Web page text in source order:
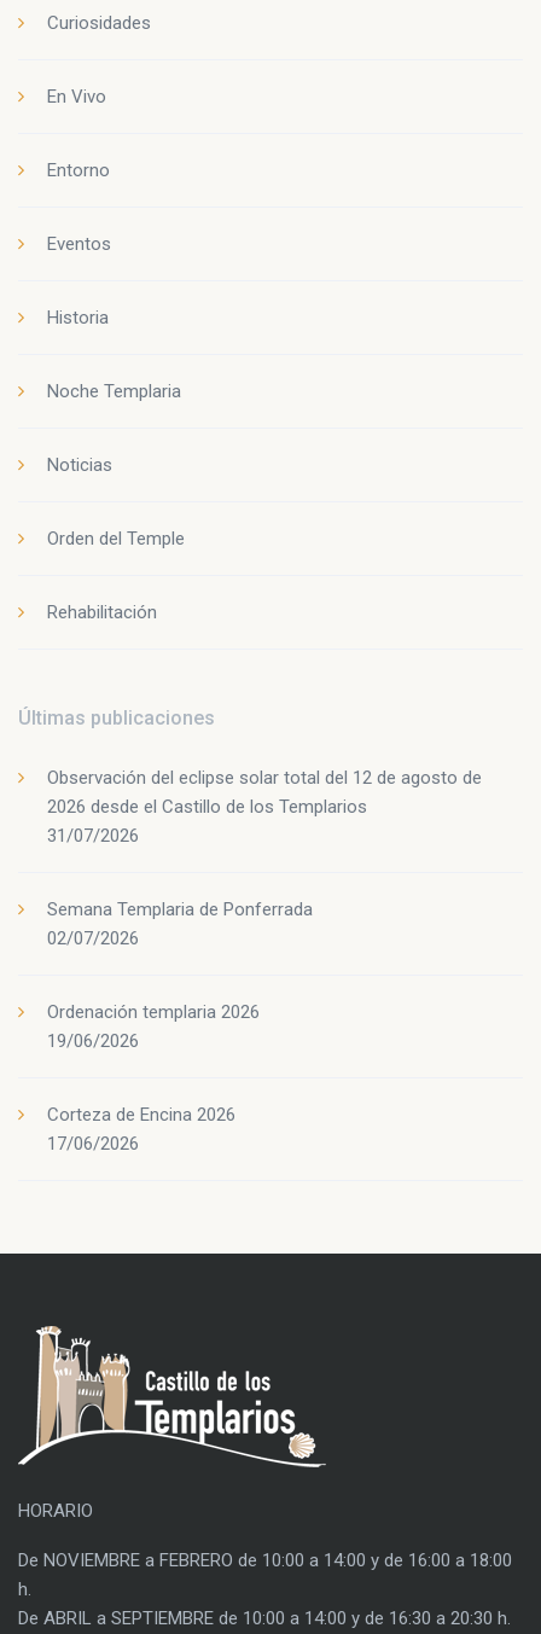
Curiosidades
En Vivo
Entorno
Eventos
Historia
Noche Templaria
Noticias
Orden del Temple
Rehabilitación
Últimas publicaciones
Observación del eclipse solar total del 12 de agosto de
2026 desde el Castillo de los Templarios
31/07/2026
Semana Templaria de Ponferrada
02/07/2026
Ordenación templaria 2026
19/06/2026
Corteza de Encina 2026
17/06/2026
HORARIO
De NOVIEMBRE a FEBRERO de 10:00 a 14:00 y de 16:00 a 18:00
h.
De ABRIL a SEPTIEMBRE de 10:00 a 14:00 y de 16:30 a 20:30 h.